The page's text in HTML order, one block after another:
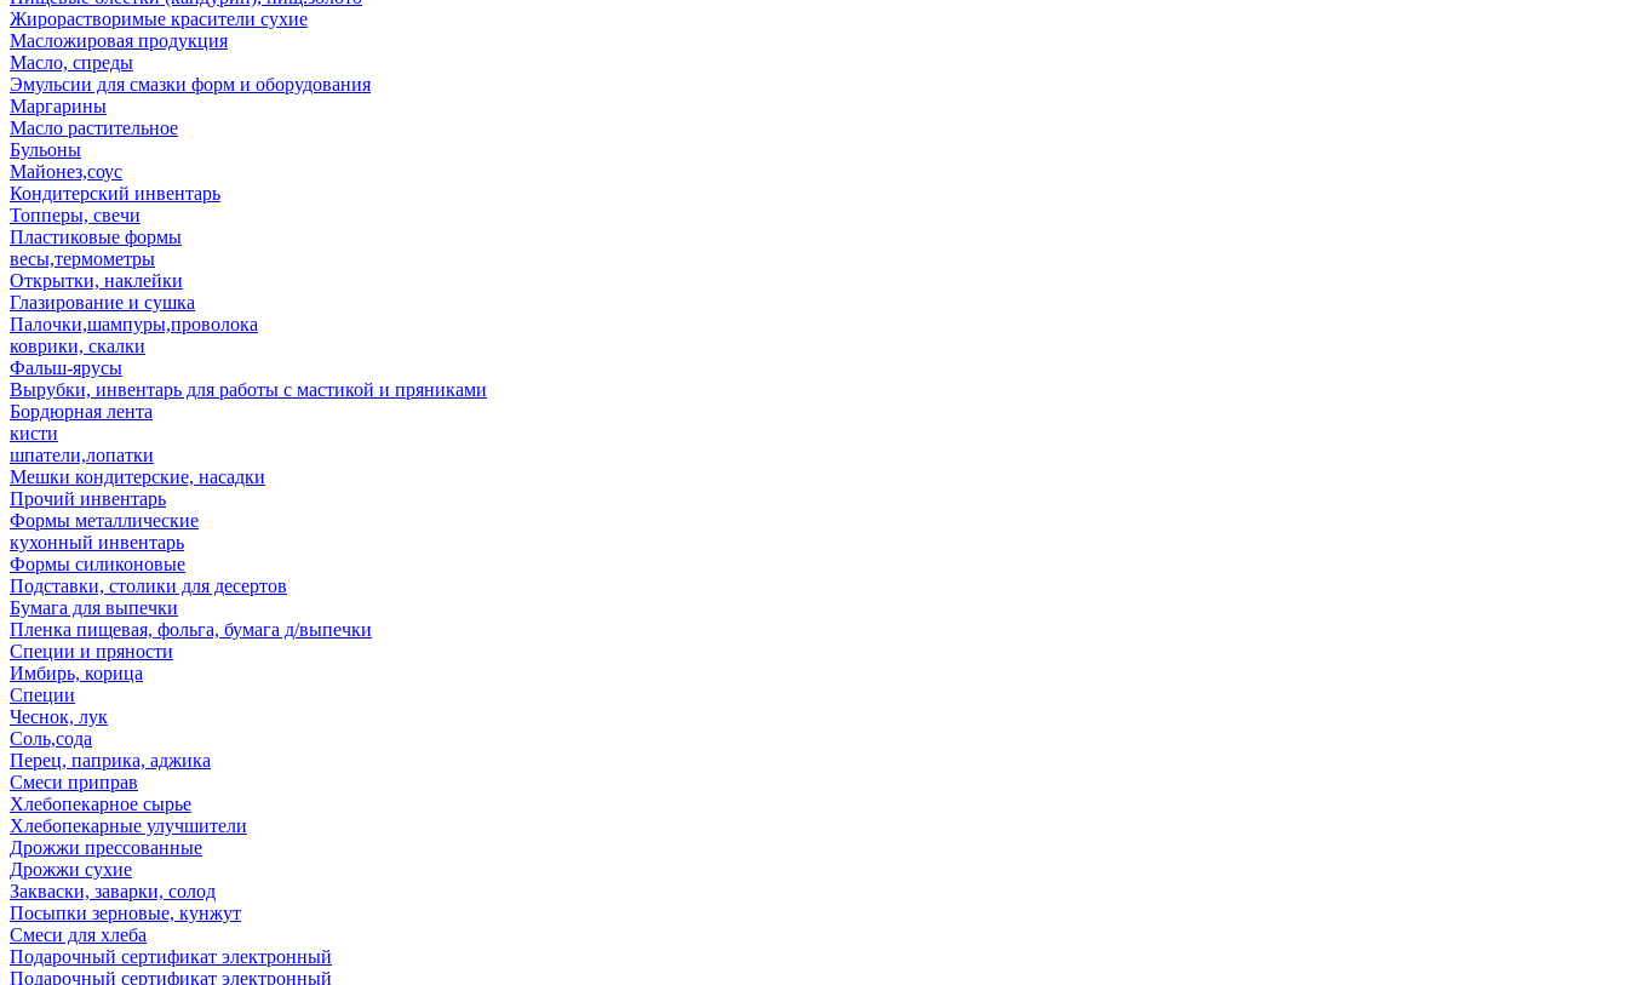
Жирорастворимые красители сухие
Масложировая продукция
Масло, спреды
Эмульсии для смазки форм и оборудования
Маргарины
Масло растительное
Бульоны
Майонез,соус
Кондитерский инвентарь
Топперы, свечи
Пластиковые формы
весы,термометры
Открытки, наклейки
Глазирование и сушка
Палочки,шампуры,проволока
коврики, скалки
Фальш-ярусы
Вырубки, инвентарь для работы с мастикой и пряниками
Бордюрная лента
кисти
шпатели,лопатки
Мешки кондитерские, насадки
Прочий инвентарь
Формы металлические
кухонный инвентарь
Формы силиконовые
Подставки, столики для десертов
Бумага для выпечки
Пленка пищевая, фольга, бумага д/выпечки
Специи и пряности
Имбирь, корица
Специи
Чеснок, лук
Соль,сода
Перец, паприка, аджика
Смеси приправ
Хлебопекарное сырье
Хлебопекарные улучшители
Дрожжи прессованные
Дрожжи сухие
Закваски, заварки, солод
Посыпки зерновые, кунжут
Смеси для хлеба
Подарочный сертификат электронный
Подарочный сертификат электронный